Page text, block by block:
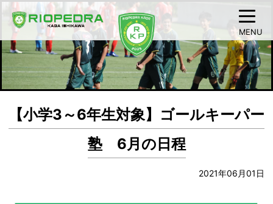
MENU
【小学3～6年生対象】ゴールキーパー
塾 6月の日程
2021年06月01日